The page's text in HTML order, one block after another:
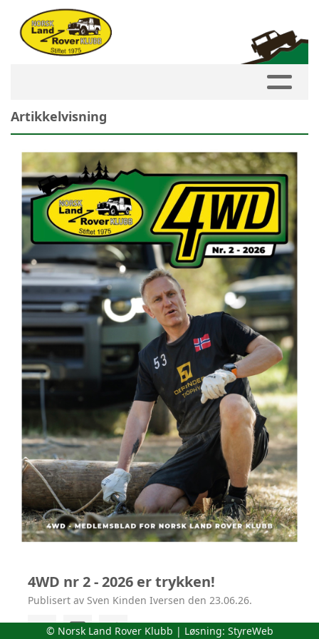
Artikkelvisning
4WD nr 2 - 2026 er trykken!
Publisert av Sven Kinden Iversen den 23.06.26.
© Norsk Land Rover Klubb | Løsning: StyreWeb